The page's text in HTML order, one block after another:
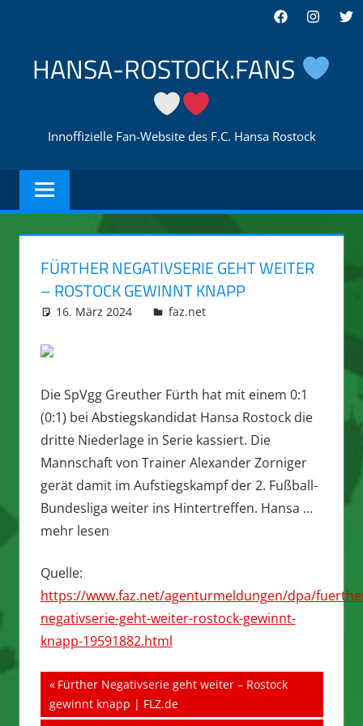
springen
Facebook
HANSA-ROSTOCK.FANS
Innoffizielle Fan-Website des F.C. Hansa Rostock
FÜRTHER NEGATIVSERIE GEHT WEITER
– ROSTOCK GEWINNT KNAPP
16. März 2024 integromat
faz.net
Die SpVgg Greuther Fürth hat mit einem 0:1
(0:1) bei Abstiegskandidat Hansa Rostock die
dritte Niederlage in Serie kassiert. Die
Mannschaft von Trainer Alexander Zorniger
gerät damit im Aufstiegskampf der 2. Fußball-
Bundesliga weiter ins Hintertreffen. Hansa …
mehr lesen
Quelle:
https://www.faz.net/agenturmeldungen/dpa/
negativserie-geht-weiter-rostock-gewinnt-
knapp-19591882.html
Beitragsnavigation
Vorheriger
Beitrag:
Fürther Negativserie geht weiter – Rostock
gewinnt knapp | FLZ.de